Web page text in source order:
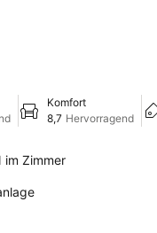
Komfort
8,7 Hervorragend
im Zimmer